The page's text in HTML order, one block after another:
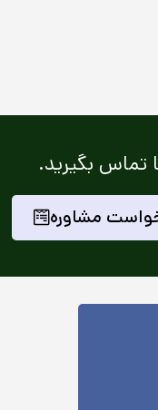
تماس بگیرید.
مشاوره